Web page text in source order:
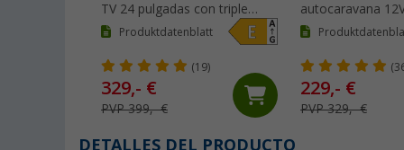
TV 24 pulgadas con triple
sintonizador y 12 / 230 V
Produktdatenblatt
(19)
329,- €
PVP 399,- €
autocaravana
Smart TV Classiq
triple
229,- €
PVP 329,- €
DETALLES DEL PRODUCTO